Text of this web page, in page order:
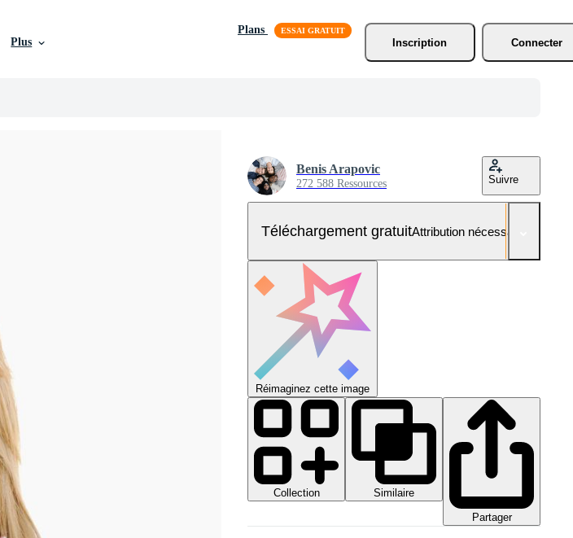
Plus
Plans
Inscription
Connecter
Benis Arapovic
272 588 Ressources Suivre
Téléchargement gratuitAttribution nécessaire
Réimaginez cette image
Collection
Similaire
Partager